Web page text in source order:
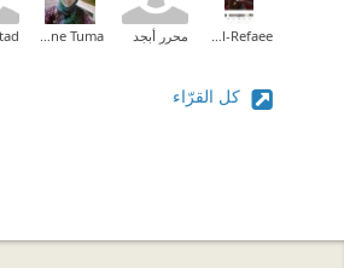
Fatma Al-Refaee محرر أبجد Nadia Yassine Tuma
كل القرّاء